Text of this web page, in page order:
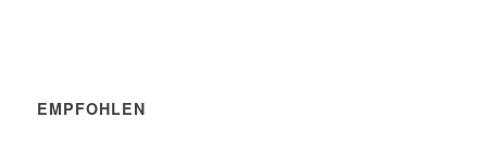
EMPFOHLEN